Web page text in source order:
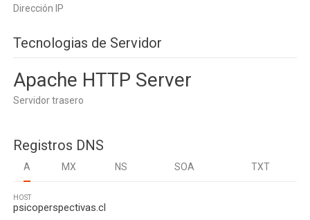
Dirección IP
Tecnologias de Servidor
Apache HTTP Server
Servidor trasero
Registros DNS
A MX NS SOA TXT
HOST
psicoperspectivas.cl